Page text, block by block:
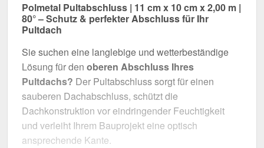
Polmetal Pultabschluss | 11 cm x 10 cm x 2,00 m |
80° – Schutz & perfekter Abschluss für Ihr
Pultdach
Sie suchen eine langlebige und wetterbeständige
Lösung für den oberen Abschluss Ihres
Pultdachs? Der Pultabschluss sorgt für einen
sauberen Dachabschluss, schützt die
Dachkonstruktion vor eindringender Feuchtigkeit
und verleiht Ihrem Bauprojekt eine optisch
ansprechende Kante.